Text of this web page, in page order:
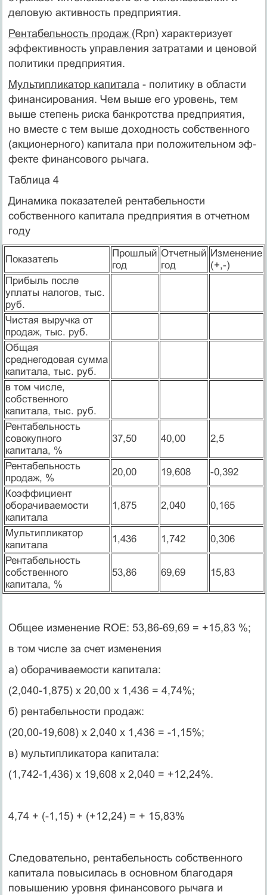
деловую активность предпри­ятия.
Рентабельность продаж (Rpn) характеризует
эффектив­ность управления затратами и ценовой
политики предприятия.
Мультипликатор капитала - политику в области
финан­сирования. Чем выше его уровень, тем
выше степень риска банкротства предприятия,
но вместе с тем выше доходность собственного
(акционерного) капитала при положительном эф­
фекте финансового рычага.
Таблица 4
Динамика показателей рентабельности
собственного капитала предприятия в отчетном
году
Показатель
Прошлый
год
Отчетный
год
Изменение
(+,-)
Прибыль после
уплаты налогов, тыс.
руб.
Чистая выручка от
продаж, тыс. руб.
Общая
среднегодовая сумма
капитала, тыс. руб.
в том числе,
собственного
капитала, тыс. руб.
Рентабельность
совокупного
капитала, %
37,50 40,00 2,5
Рентабельность
продаж, %
20,00 19,608
-0,392
Коэффициент
оборачиваемости
капитала
1,875 2,040 0,165
Мультипликатор
капитала
1,436 1,742
0,306
Рентабельность
собственного
капитала, %
53,86 69,69 15,83
Общее изменение ROE: 53,86-69,69 = +15,83 %;
в том числе за счет изменения
а) оборачиваемости капитала:
(2,040-1,875) х 20,00 х 1,436 = 4,74%;
б) рентабельности продаж:
(20,00-19,608) х 2,040 х 1,436 = -1,15%;
в) мультипликатора капитала:
(1,742-1,436) х 19,608 х 2,040 = +12,24%.
4,74 + (-1,15) + (+12,24) = + 15,83%
Следовательно, рентабельность собственного
капитала повысилась в основном благодаря
повышению уровня финансового рычага и